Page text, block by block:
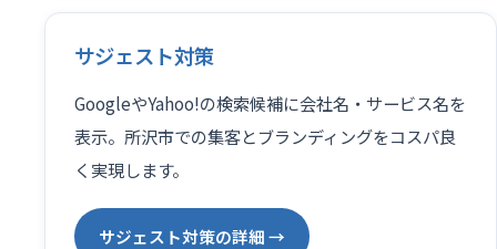
サジェスト対策
GoogleやYahoo!の検索候補に会社名・サービス名を
表示。所沢市での集客とブランディングをコスパ良
く実現します。
サジェスト対策の詳細 →